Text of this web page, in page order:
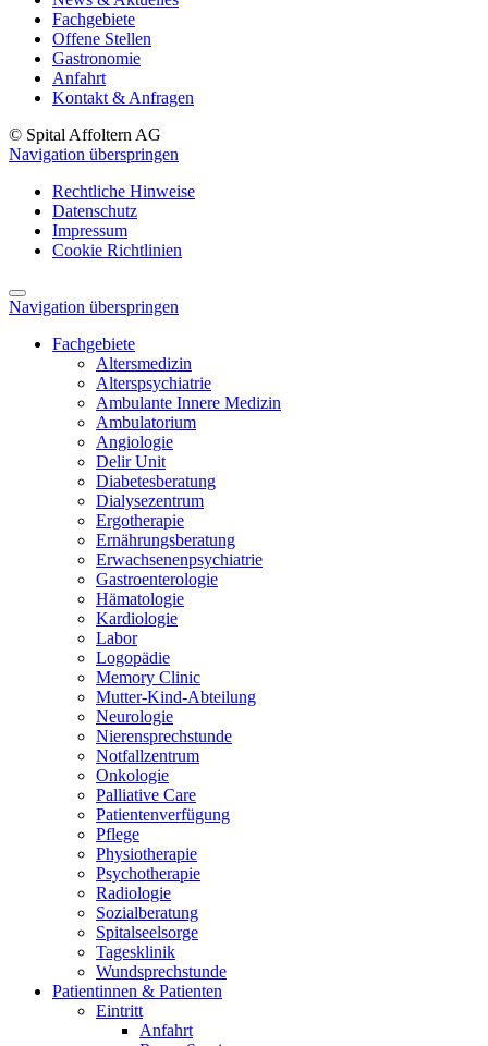
Fachgebiete
Offene Stellen
Gastronomie
Anfahrt
Kontakt & Anfragen
© Spital Affoltern AG
Navigation überspringen
Rechtliche Hinweise
Datenschutz
Impressum
Cookie Richtlinien
Navigation überspringen
Fachgebiete
Altersmedizin
Alterspsychiatrie
Ambulante Innere Medizin
Ambulatorium
Angiologie
Delir Unit
Diabetesberatung
Dialysezentrum
Ergotherapie
Ernährungsberatung
Erwachsenenpsychiatrie
Gastroenterologie
Hämatologie
Kardiologie
Labor
Logopädie
Memory Clinic
Mutter-Kind-Abteilung
Neurologie
Nierensprechstunde
Notfallzentrum
Onkologie
Palliative Care
Patientenverfügung
Pflege
Physiotherapie
Psychotherapie
Radiologie
Sozialberatung
Spitalseelsorge
Tagesklinik
Wundsprechstunde
Patientinnen & Patienten
Eintritt
Anfahrt